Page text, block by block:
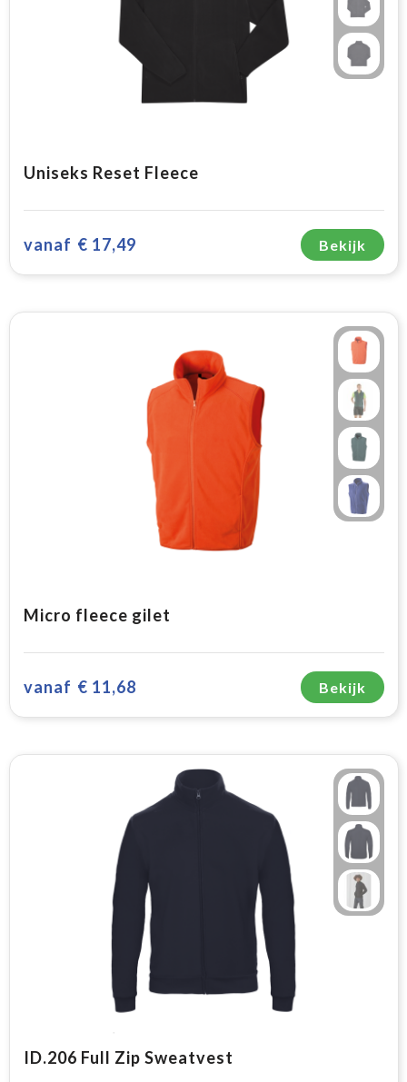
Uniseks Reset Fleece
vanaf € 17,49 Bekijk
Micro fleece gilet
vanaf € 11,68 Bekijk
ID.206 Full Zip Sweatvest